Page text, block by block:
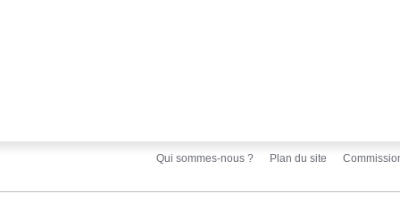
Qui sommes-nous ? Plan du site